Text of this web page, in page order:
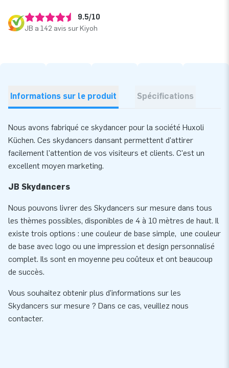
9.5/10
JB a 142 avis sur Kiyoh
Informations sur le produit Spécifications
Nous avons fabriqué ce skydancer pour la société Huxoli
Küchen. Ces skydancers dansant permettent d'attirer
facilement l'attention de vos visiteurs et clients. C'est un
excellent moyen marketing.
JB Skydancers
Nous pouvons livrer des Skydancers sur mesure dans tous
les thèmes possibles, disponibles de 4 à 10 mètres de haut. Il
existe trois options : une couleur de base simple, une couleur
de base avec logo ou une impression et design personnalisé
complet. Ils sont en moyenne peu coûteux et ont beaucoup
de succès.
Vous souhaitez obtenir plus d'informations sur les
Skydancers sur mesure ? Dans ce cas, veuillez nous
contacter.